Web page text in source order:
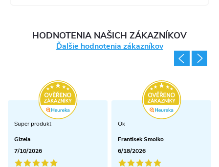
HODNOTENIA NAŠICH ZÁKAZNÍKOV
Ďalšie hodnotenia zákazníkov
Super produkt
Gizela
7/10/2026
Ok
Frantisek Smolko
6/18/2026